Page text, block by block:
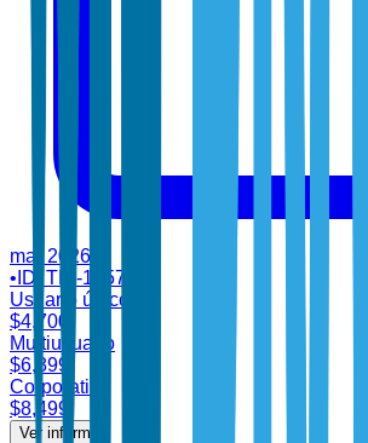
mar 2026
• ID:TBI-18571
Usuario único
$4,700
Multiusuario
$6,899
Corporativo
$8,499
Ver informe